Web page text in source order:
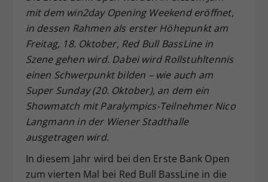
mit dem win2day Opening Weekend eröffnet,
in dessen Rahmen als erster Höhepunkt am
Freitag, 18. Oktober, Red Bull BassLine in
Szene gehen wird. Dabei wird Rollstuhltennis
einen Schwerpunkt bilden – wie auch am
Super Sunday (20. Oktober), an dem ein
Showmatch mit Paralympics-Teilnehmer Nico
Langmann in der Wiener Stadthalle
ausgetragen wird.
In diesem Jahr wird bei den Erste Bank Open
zum vierten Mal bei Red Bull BassLine in die
Zweck
Dieser Wert speichert Ihre Consent-
Einstellungen. Unter anderem eine
zufällig generierte ID, für die
historische Speicherung Ihrer
Webseiten-Betreiber dies eingestellt
hat.